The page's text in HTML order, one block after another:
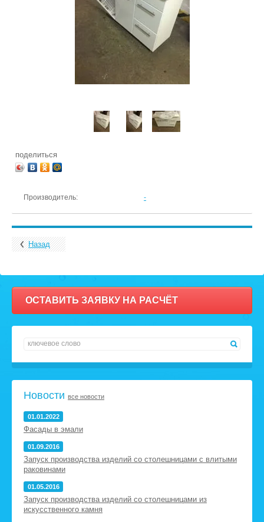
ОСТАВИТЬ ЗАЯВКУ НА РАСЧЁТ
Новости все новости
01.01.2022
Фасады в эмали
01.09.2016
Запуск производства изделий со столешницами с влитыми
раковинами
01.05.2016
Запуск производства изделий со столешницами из
искусственного камня
поделиться
Производитель: -
Назад